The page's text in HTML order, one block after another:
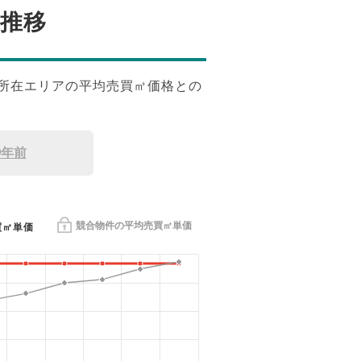
移
在エリアの平均売買㎡価格との
前
競合物件の平均売買㎡単価
単価